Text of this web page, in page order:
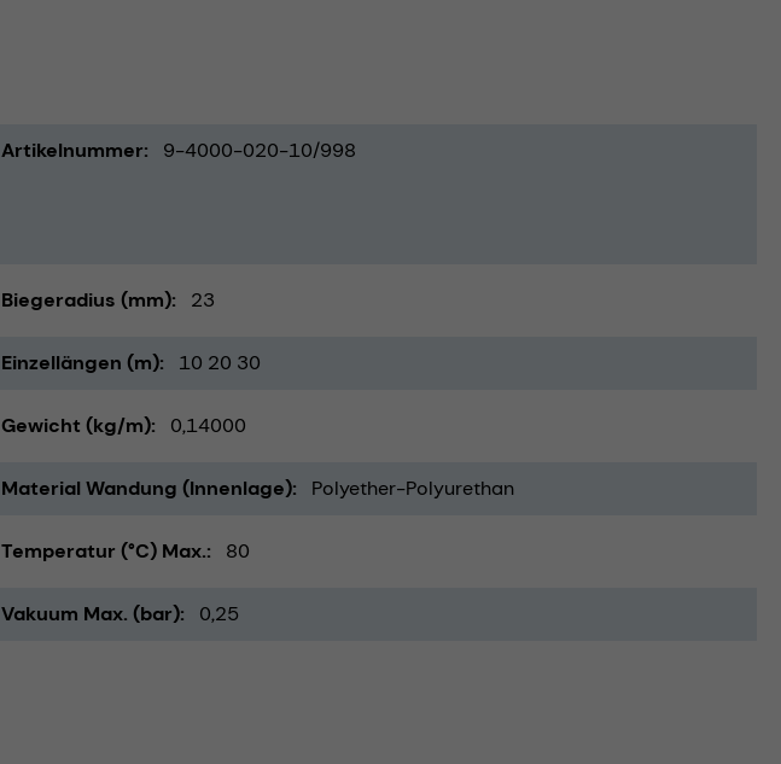
Artikelnummer 9-4000-020-10/998
Biegeradius (mm) 23
Einzellängen (m) 10 20 30
Gewicht (kg/m) 0,14000
Material Wandung (Innenlage) Polyether-Polyurethan
Temperatur (°C) Max. 80
Vakuum Max. (bar) 0,25